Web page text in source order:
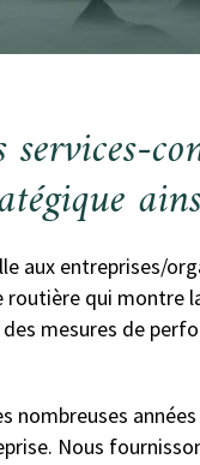
aux entreprises/
qui montre
mesures de
nombreuses
Nous